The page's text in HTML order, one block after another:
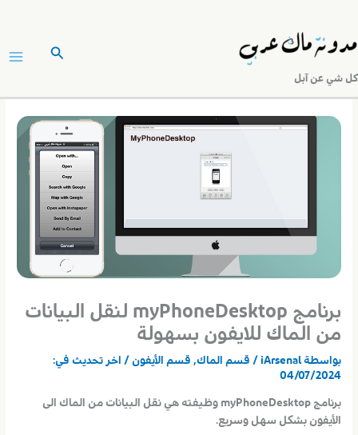
إلى
كل شي عن آبل
البحث
برنامج myPhoneDesktop لنقل البيانات
من الماك للايفون بسهولة
بواسطة iArsenal
/ قسم الماك, قسم الأيفون / اخر تحديث في:
04/07/2024
برنامج myPhoneDesktop وظيفته هي نقل البيانات من الماك الى
الأيفون بشكل سهل وسريع.